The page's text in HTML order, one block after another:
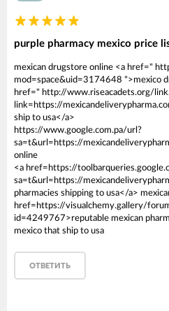
purple pharmacy mexico price
mexican drugstore online <a href="
mod=space&uid=3174648 ">mexico
href=" http://www.riseacadets.org/
link=https://
ship to usa</a>
https://www.google.com.pa/url?
sa=t&url=https://
online
<a href=https://
sa=t&url=https://
pharmacies shipping to usa</a>
href=https://visualchemy.gallery/
id=4249767>reputable mexican
mexico that ship to usa
ОТВЕТИТЬ